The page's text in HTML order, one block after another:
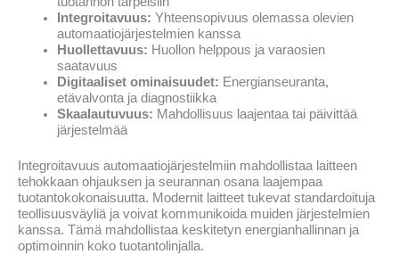
Integroitavuus: Yhteensopivuus olemassa olevien
automaatiojärjestelmien kanssa
Huollettavuus: Huollon helppous ja varaosien
saatavuus
Digitaaliset ominaisuudet: Energianseuranta,
etävalvonta ja diagnostiikka
Skaalautuvuus: Mahdollisuus laajentaa tai päivittää
järjestelmää
Integroitavuus automaatiojärjestelmiin mahdollistaa laitteen
tehokkaan ohjauksen ja seurannan osana laajempaa
tuotantokokonaisuutta. Modernit laitteet tukevat standardoituja
teollisuusväyliä ja voivat kommunikoida muiden järjestelmien
kanssa. Tämä mahdollistaa keskitetyn energianhallinnan ja
optimoinnin koko tuotantolinjalla.